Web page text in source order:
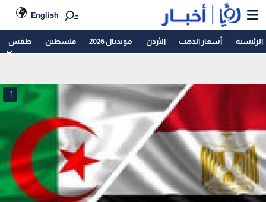
English
الرئيسية أسعار الذهب الأردن مونديال 2026 فلسطين طقس
1